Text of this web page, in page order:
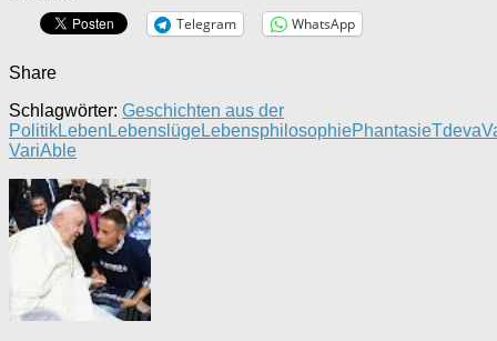
Telegram WhatsApp
Share
Schlagwörter: Geschichten aus der
PolitikLeben LebenslügeLebensphilosophiePhantasieTdeva
VariAble